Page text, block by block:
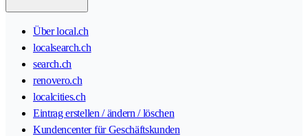
Über local.ch
localsearch.ch
search.ch
renovero.ch
localcities.ch
Eintrag erstellen / ändern / löschen
Kundencenter für Geschäftskunden